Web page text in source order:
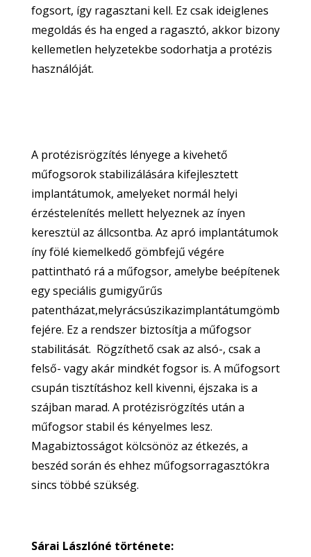
fogsort, így ragasztani kell. Ez csak ideiglenes
megoldás és ha enged a ragasztó, akkor bizony
kellemetlen helyzetekbe sodorhatja a protézis
használóját.
A protézisrögzítés lényege a kivehető
műfogsorok stabilizálására kifejlesztett
implantátumok, amelyeket normál helyi
érzéstelenítés mellett helyeznek az ínyen
keresztül az állcsontba. Az apró implantátumok
íny fölé kiemelkedő gömbfejű végére
pattintható rá a műfogsor, amelybe beépítenek
egy speciális gumigyűrűs
patentházat,melyrácsúszikazimplantátumgömb
fejére. Ez a rendszer biztosítja a műfogsor
stabilitását. Rögzíthető csak az alsó-, csak a
felső- vagy akár mindkét fogsor is. A műfogsort
csupán tisztításhoz kell kivenni, éjszaka is a
szájban marad. A protézisrögzítés után a
műfogsor stabil és kényelmes lesz.
Magabiztosságot kölcsönöz az étkezés, a
beszéd során és ehhez műfogsorragasztókra
sincs többé szükség.
Sárai Lászlóné története: